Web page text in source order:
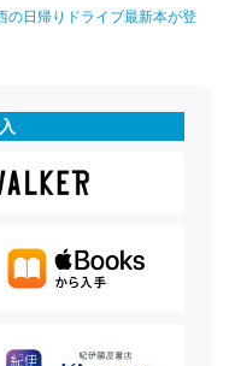
日帰りドライブ最新本が登